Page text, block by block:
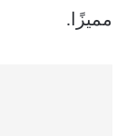
مميزًا.